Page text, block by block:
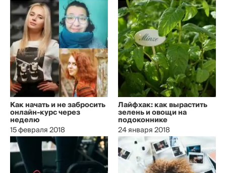
Как начать и не забросить
онлайн-курс через
неделю
15 февраля 2018
Лайфхак: как вырастить
зелень и овощи на
подоконнике
24 января 2018